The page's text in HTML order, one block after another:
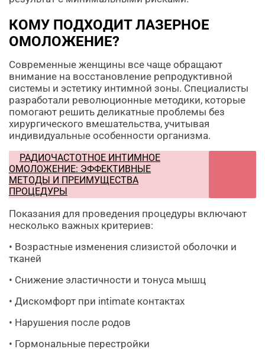
КОМУ ПОДХОДИТ ЛАЗЕРНОЕ
ОМОЛОЖЕНИЕ?
Современные женщины все чаще обращают
внимание на восстановление репродуктивной
системы и эстетику интимной зоны. Специалисты
разработали революционные методики, которые
помогают решить деликатные проблемы без
хирургического вмешательства, учитывая
индивидуальные особенности организма.
РАДИОЧАСТОТНОЕ ИНТИМНОЕ
ОМОЛОЖЕНИЕ: ЭФФЕКТИВНЫЕ
МЕТОДЫ И ПРЕИМУЩЕСТВА
ПРОЦЕДУРЫ
Показания для проведения процедуры включают
несколько важных критериев:
• Возрастные изменения слизистой оболочки и
тканей
• Снижение эластичности и тонуса мышц
• Дискомфорт при intimate контактах
• Нарушения после родов
• Гормональные перестройки